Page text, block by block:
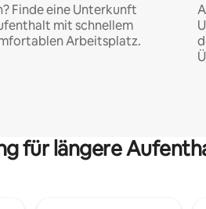
Finde eine Unterkunft
mit schnellem
Arbeitsplatz.
für längere